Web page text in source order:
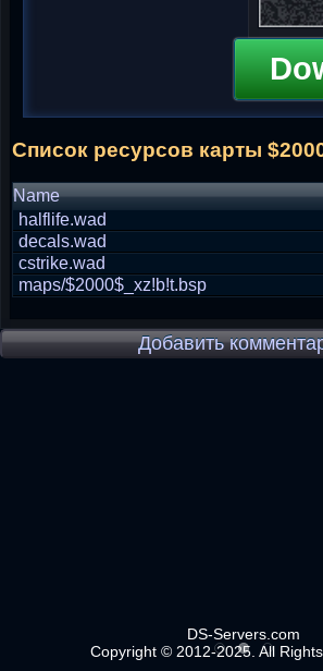
Список ресурсов карты
Name
halflife.wad
decals.wad
cstrike.wad
maps/$2000$_xz!b!t.bsp
Добавить
DS-Servers.com
Copyright © 2012-2025. All Rights